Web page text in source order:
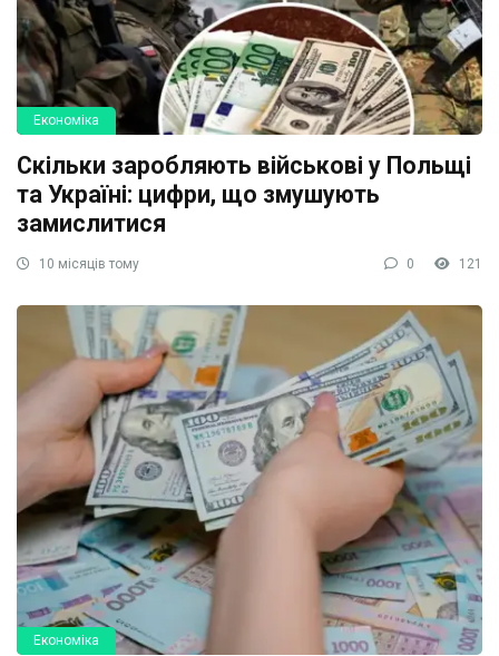
Економіка
Скільки заробляють військові у Польщі
та Україні: цифри, що змушують
замислитися
10 місяців тому 0 121
Економіка